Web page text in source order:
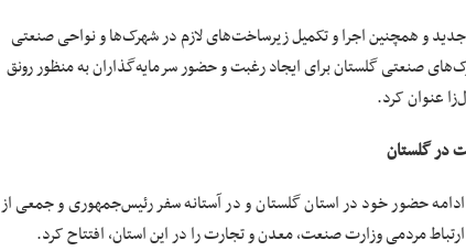
و همچنین اجرا و تکمیل زیرساخت‌های لازم در شهرک‌ها و نواحی صنعتی
صنعتی گلستان برای ایجاد رغبت و حضور سرمایه‌گذاران به منظور رونق
عنوان کرد.
در گلستان
حضور خود در استان گلستان و در آستانه سفر رئیس‌جمهوری و جمعی از
مردمی وزارت صنعت، معدن و تجارت را در این استان، افتتاح کرد.